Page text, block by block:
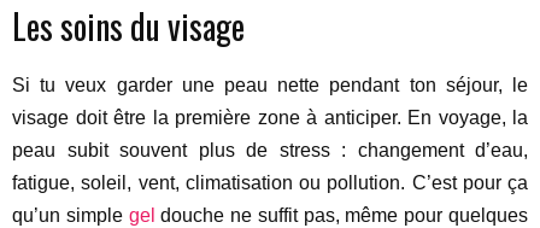
Les soins du visage
Si tu veux garder une peau nette pendant ton séjour, le
visage doit être la première zone à anticiper. En voyage, la
peau subit souvent plus de stress : changement d’eau,
fatigue, soleil, vent, climatisation ou pollution. C’est pour ça
qu’un simple gel douche ne suffit pas, même pour quelques